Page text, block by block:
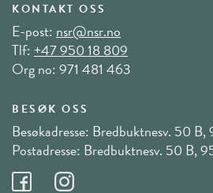
KONTAKT OSS
E-post:nsr@nsr.no
Tlf:+47 950 18 809
Org no: 971 481 463
BESØK OSS
Besøkadresse: Bredbuktnesv. 50
Postadresse: Bredbuktnesv. 50 B,